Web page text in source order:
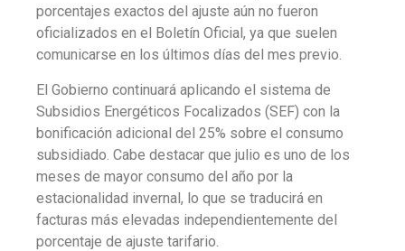
porcentajes exactos del ajuste aún no fueron
oficializados en el Boletín Oficial, ya que suelen
comunicarse en los últimos días del mes previo.
El Gobierno continuará aplicando el sistema de
Subsidios Energéticos Focalizados (SEF) con la
bonificación adicional del 25% sobre el consumo
subsidiado. Cabe destacar que julio es uno de los
meses de mayor consumo del año por la
estacionalidad invernal, lo que se traducirá en
facturas más elevadas independientemente del
porcentaje de ajuste tarifario.